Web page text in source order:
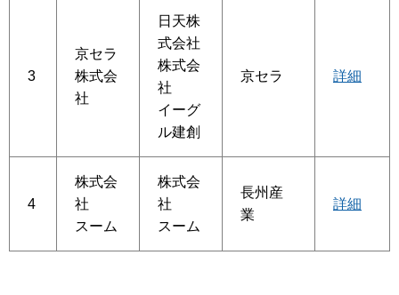
3
京セラ
株式会
社
日天株
式会社
株式会
社
イーグ
ル建創
京セラ 詳細
4
株式会
社
スーム
株式会
社
スーム
長州産
業
詳細